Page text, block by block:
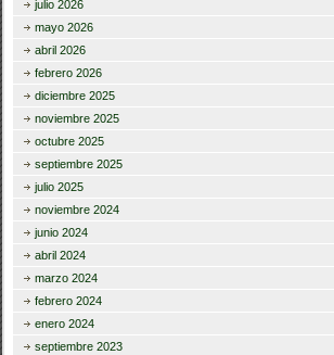
julio 2026
mayo 2026
abril 2026
febrero 2026
diciembre 2025
noviembre 2025
octubre 2025
septiembre 2025
julio 2025
noviembre 2024
junio 2024
abril 2024
marzo 2024
febrero 2024
enero 2024
septiembre 2023